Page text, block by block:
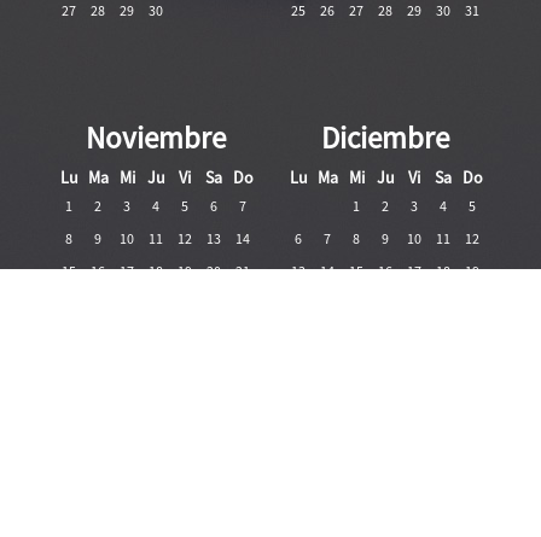
27
28 29 30
25
26 27 28 29 30 31
Noviembre
Lu Ma Mi Ju Vi Sa Do
1 2 3 4 5 6
7
8
9 10 11 12 13
14
15
16 17 18 19 20
21
Diciembre
Lu Ma Mi Ju Vi Sa Do
1 2 3 4
5
6
7 8 9 10 11
12
13
14 15 16 17 18
19